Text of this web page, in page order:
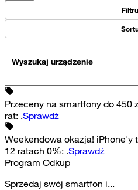
Wyszukaj urządzenie
Przeceny na smartfony do 450
rat: .Sprawdź
Weekendowa okazja! iPhone'y
12 ratach 0%: .Sprawdź
Program Odkup
Sprzedaj swój smartfon i...